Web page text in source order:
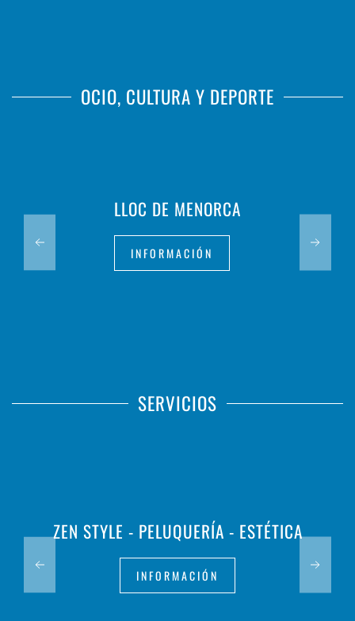
OCIO, CULTURA Y DEPORTE
LLOC DE MENORCA
INFORMACIÓN
SERVICIOS
ZEN STYLE - PELUQUERÍA - ESTÉTICA
INFORMACIÓN